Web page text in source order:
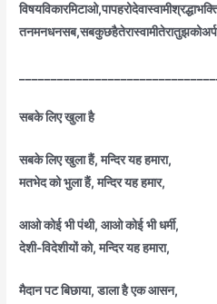
सबके लिए खुला है
सबके लिए खुला हैं, मन्दिर यह हमारा,
मतभेद को भुला हैं, मन्दिर यह हमार,
आओ कोई भी पंथी, आओ कोई भी धर्मी,
देशी-विदेशीयों को, मन्दिर यह हमारा,
मैदान पट बिछाया, डाला है एक आसन,